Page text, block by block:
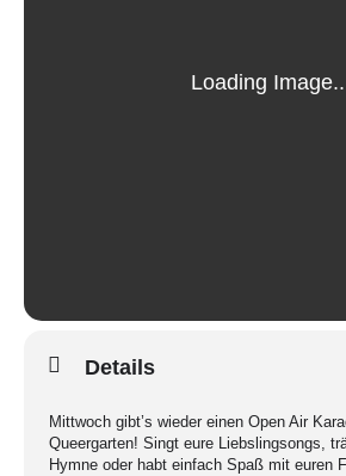
Details
Mittwoch gibt’s wieder einen Open Air
Queergarten! Singt eure Liebslingsongs,
Hymne oder habt einfach Spaß mit euren